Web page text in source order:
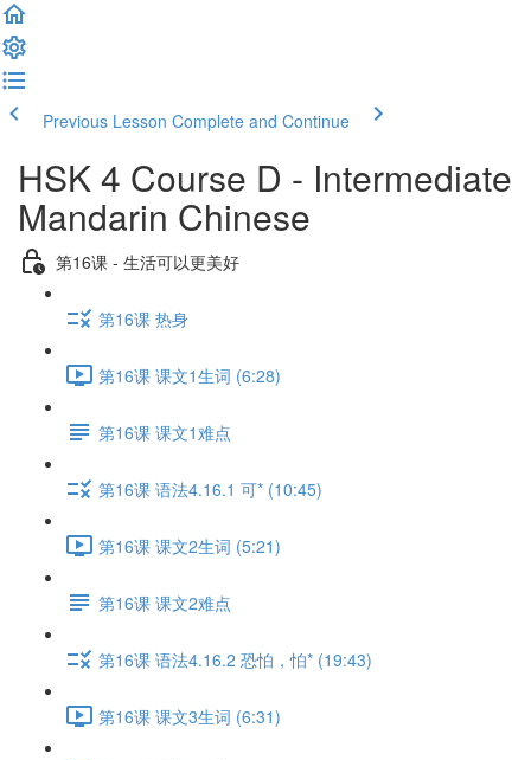
Previous Lesson Complete and Continue
HSK 4 Course D - Intermediate
Mandarin Chinese
第16课 - 生活可以更美好
第16课 热身
第16课 课文1生词 (6:28)
第16课 课文1难点
第16课 语法4.16.1 可* (10:45)
第16课 课文2生词 (5:21)
第16课 课文2难点
第16课 语法4.16.2 恐怕，怕* (19:43)
第16课 课文3生词 (6:31)